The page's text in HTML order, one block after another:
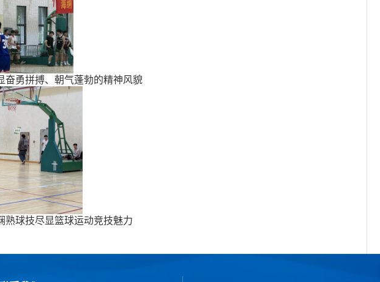
奋勇拼搏、朝气蓬勃的精神风貌
熟球技尽显篮球运动竞技魅力